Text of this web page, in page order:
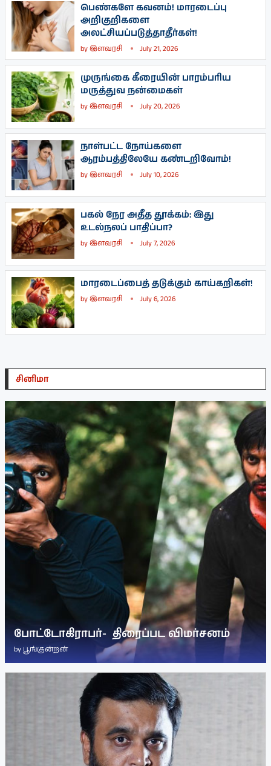
பெண்களே கவனம்! மாரடைப்பு
அறிகுறிகளை
அலட்சியப்படுத்தாதீர்கள்!
byஇளவரசி July 21, 2026
முருங்கை கீரையின் பாரம்பரிய
மருத்துவ நன்மைகள்
byஇளவரசி July 20, 2026
நாள்பட்ட நோய்களை
ஆரம்பத்திலேயே கண்டறிவோம்!
byஇளவரசி July 10, 2026
பகல் நேர அதீத தூக்கம்: இது
உடல்நலப் பாதிப்பா?
byஇளவரசி July 7, 2026
மாரடைப்பைத் தடுக்கும் காய்கறிகள்!
byஇளவரசி July 6, 2026
சினிமா
போட்டோகிராபர்- ‌ திரைப்பட விமர்சனம்
by பூங்குன்றன்